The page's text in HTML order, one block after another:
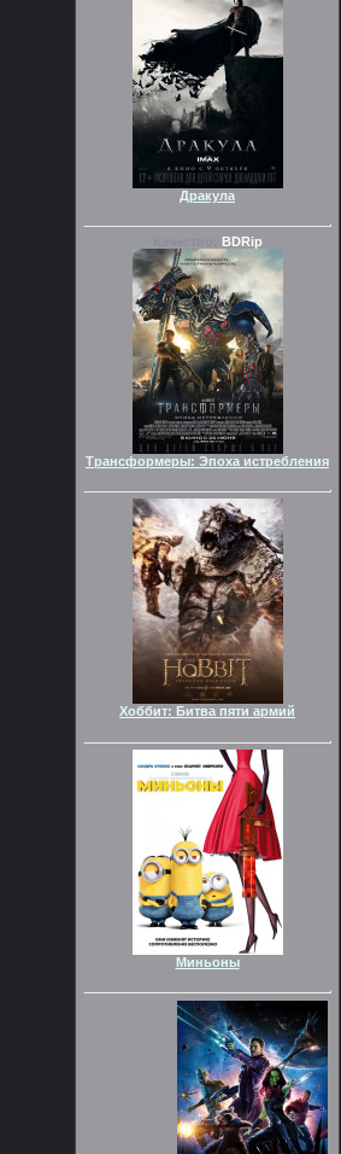
Дракула
BDRip
Трансформеры: Эпоха истребления
Хоббит: Битва пяти армий
Миньоны